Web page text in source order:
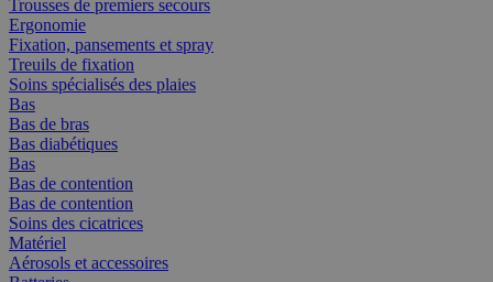
Trousses de premiers secours
Ergonomie
Fixation, pansements et spray
Treuils de fixation
Soins spécialisés des plaies
Bas
Bas de bras
Bas diabétiques
Bas
Bas de contention
Bas de contention
Soins des cicatrices
Matériel
Aérosols et accessoires